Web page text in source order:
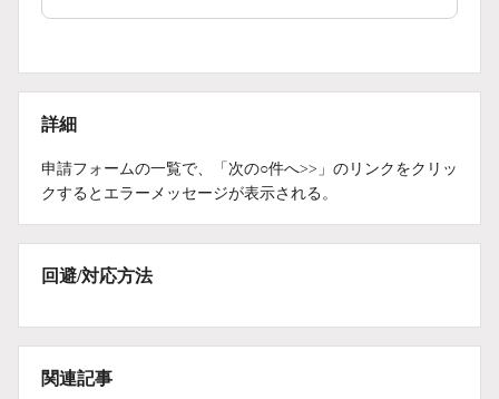
詳細
申請フォームの一覧で、「次の○件へ>>」のリンクをクリッ
クするとエラーメッセージが表示される。
回避/対応方法
関連記事